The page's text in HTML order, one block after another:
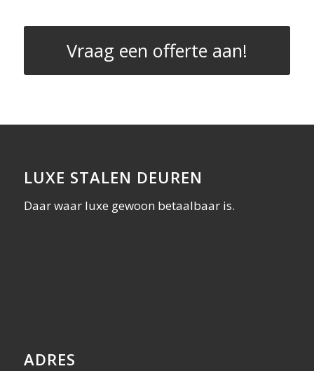
Vraag een offerte aan!
LUXE STALEN DEUREN
Daar waar luxe gewoon betaalbaar is.
ADRES